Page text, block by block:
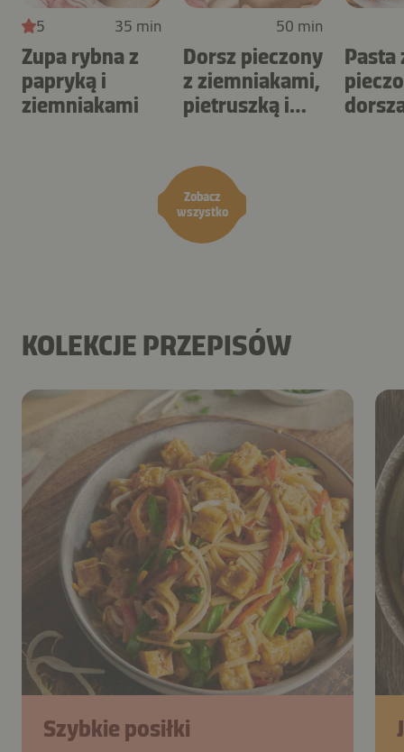
Zobacz
wszystko
5 35 min
Zupa rybna z
papryką i
ziemniakami
50 min
Dorsz pieczony
z ziemniakami,
pietruszką i
Pasta
KOLEKCJE PRZEPISÓW
Szybkie posiłki